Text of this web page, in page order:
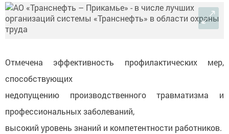
Отмечена эффективность профилактических мер,
способствующих
недопущению производственного травматизма и
профессиональных заболеваний,
высокий уровень знаний и компетентности работников.